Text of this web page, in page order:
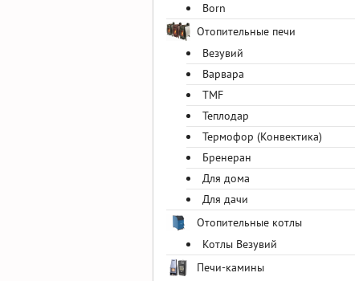
Born
Отопительные печи
Везувий
Варвара
TMF
Теплодар
Термофор (Конвектика)
Бренеран
Для дома
Для дачи
Отопительные котлы
Котлы Везувий
Печи-камины